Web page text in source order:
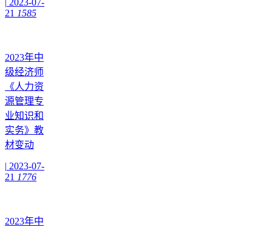
| 2023-07-
21 1585
2023年中
级经济师
《人力资
源管理专
业知识和
实务》教
材变动
| 2023-07-
21 1776
2023年中